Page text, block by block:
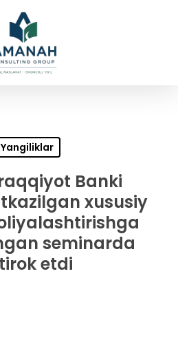
Yangiliklar
Banki
xususiy
seminarda
etdi